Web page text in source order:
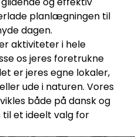
planlægningen til
dagen.
aktiviteter i hele
os jeres foretrukne
er jeres egne lokaler,
ude i naturen. Vores
både på dansk og
til et ideelt valg for